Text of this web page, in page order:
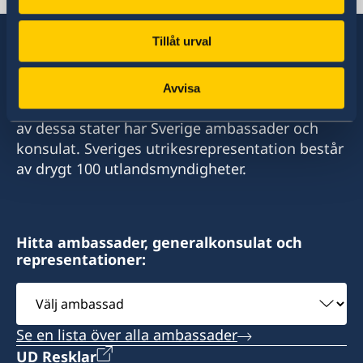
Tillåt urval
Avvisa
Sverige har diplomatiska förbindelser med i
stort sett alla stater i världen. I ungefär hälften
av dessa stater har Sverige ambassader och
konsulat. Sveriges utrikesrepresentation består
av drygt 100 utlandsmyndigheter.
Hitta ambassader, generalkonsulat och
representationer:
Välj
ambassad
Se en lista över alla ambassader
UD Resklar